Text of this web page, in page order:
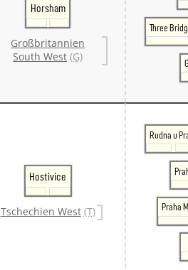
Horsham
Großbritannien
South West (G)
Three
Hostivice
Tschechien West (T)
Rudna u
Praha